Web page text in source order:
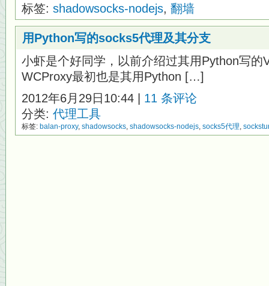
标签: shadowsocks-nodejs, 翻墙
用Python写的socks5代理及其分支
小虾是个好同学，以前介绍过其用Python写的
WCProxy最初也是其用Python […]
2012年6月29日10:44 | 11 条评论
分类: 代理工具
标签: balan-proxy, shadowsocks, shadowsocks-nodejs, socks5代理,